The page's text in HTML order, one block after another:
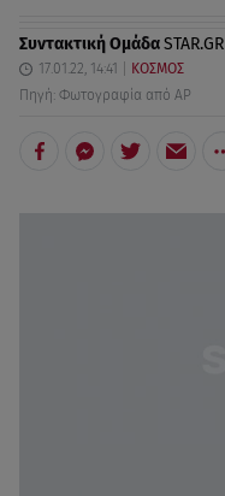
Συντακτική ΟμάδαSTAR.GR
17.01.22, 14:41
ΚΟΣΜΟΣ
Πηγή: Φωτογραφία από AP